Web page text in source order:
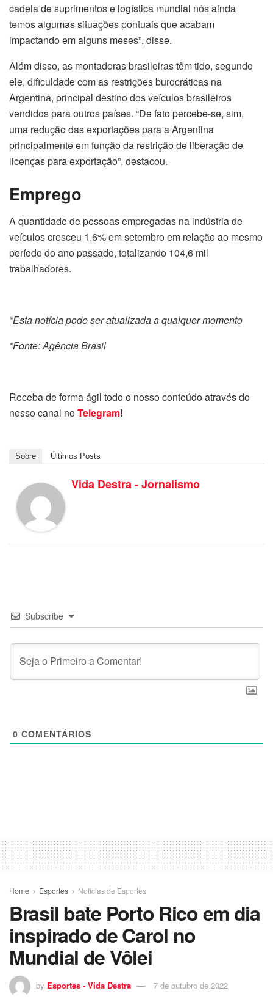
cadeia de suprimentos e logística mundial nós ainda
temos algumas situações pontuais que acabam
impactando em alguns meses”, disse.
Além disso, as montadoras brasileiras têm tido, segundo
ele, dificuldade com as restrições burocráticas na
Argentina, principal destino dos veículos brasileiros
vendidos para outros países. “De fato percebe-se, sim,
uma redução das exportações para a Argentina
principalmente em função da restrição de liberação de
licenças para exportação”, destacou.
Emprego
A quantidade de pessoas empregadas na indústria de
veículos cresceu 1,6% em setembro em relação ao mesmo
período do ano passado, totalizando 104,6 mil
trabalhadores.
*Esta notícia pode ser atualizada a qualquer momento
*Fonte: Agência Brasil
Receba de forma ágil todo o nosso conteúdo através do
nosso canal noTelegram!
Sobre Últimos Posts
Vida Destra - Jornalismo
Subscribe
0 COMENTÁRIOS
Home Esportes Notícias de Esportes
Brasil bate Porto Rico em dia
inspirado de Carol no
Mundial de Vôlei
by Esportes - Vida Destra 7 de outubro de 2022